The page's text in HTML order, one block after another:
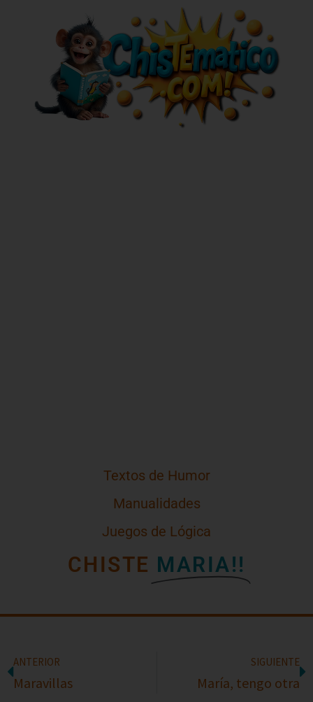
Textos de Humor
Manualidades
Juegos de Lógica
CHISTE MARIA!!
ANTERIOR
Maravillas
SIGUIENTE
María, tengo otra